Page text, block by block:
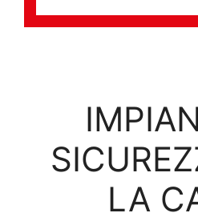
LA